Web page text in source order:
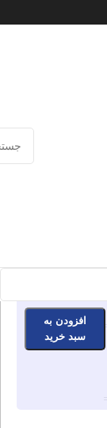
افزودن به
سبد خرید